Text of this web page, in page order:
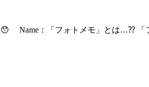
😯 Name：「フォトメモ」とは…⁇